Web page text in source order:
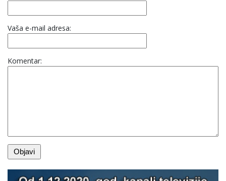
Vaša e-mail adresa:
Komentar: